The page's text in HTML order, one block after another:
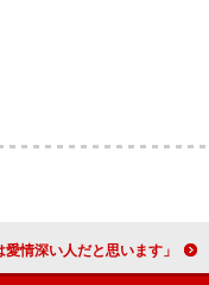
崎あおいにサプライズの手紙 「宮崎さんは愛情深い人だと思います」